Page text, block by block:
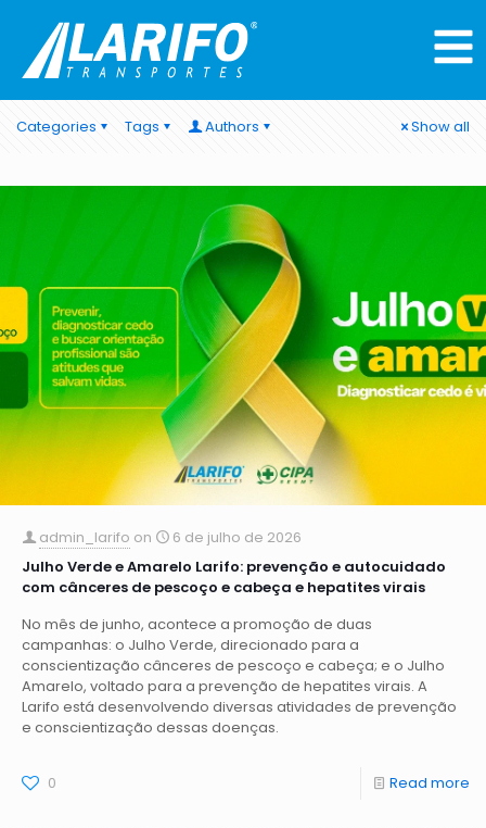
Categories Tags Authors Show all
admin_larifo on
6 de julho de 2026
Julho Verde e Amarelo Larifo: prevenção e autocuidado
com cânceres de pescoço e cabeça e hepatites virais
No mês de junho, acontece a promoção de duas
campanhas: o Julho Verde, direcionado para a
conscientização cânceres de pescoço e cabeça; e o Julho
Amarelo, voltado para a prevenção de hepatites virais. A
Larifo está desenvolvendo diversas atividades de prevenção
e conscientização dessas doenças.
0 Read more